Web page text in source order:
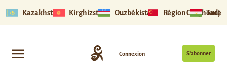
Kazakhstan Kirghizstan Ouzbékistan Région Ouïghoure
S’abonner
Connexion